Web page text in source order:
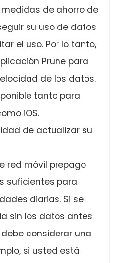
de ahorro de
su uso de datos
el uso. Por lo tanto,
Prune para
de los datos.
tanto para
iOS.
de actualizar su
red móvil prepago
suficientes para
diarias. Si se
sin los datos antes
considerar una
si usted está